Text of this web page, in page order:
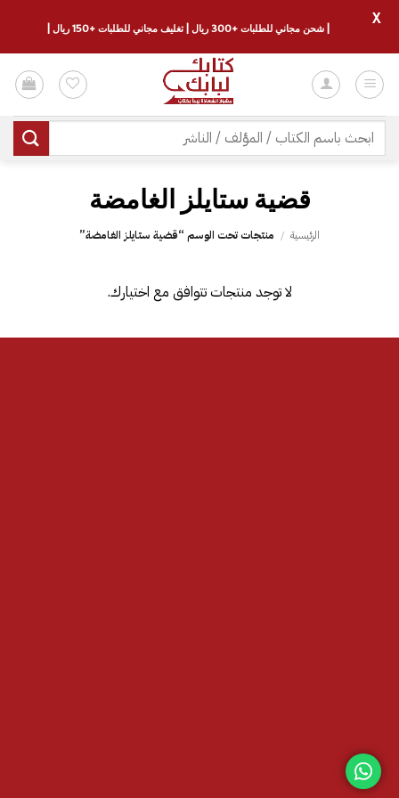
للمحتوى
البحث
عن:
قضية ستايلز الغامضة
الرئيسية / منتجات تحت الوسم “قضية ستايلز الغامضة”
لا توجد منتجات تتوافق مع اختيارك.
| شحن مجاني للطلبات +300 ريال | تغليف مجاني للطلبات +150 ريال |
X